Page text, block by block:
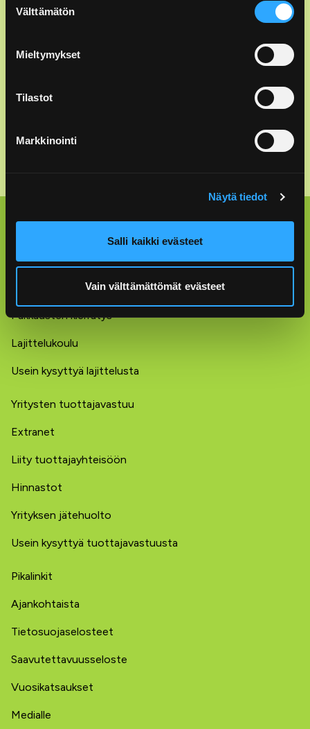
valinta
Välttämätön
Mieltymykset
Tilastot
Markkinointi
Näytä tiedot
Salli kaikki evästeet
Vain välttämättömät evästeet
09 6162 3500
info@rinkiin.fi
Lajitteluohjeet
Rinki-ekopisteet
Pakkausten kierrätys
Lajittelukoulu
Usein kysyttyä lajittelusta
Yritysten tuottajavastuu
Extranet
Liity tuottajayhteisöön
Hinnastot
Yrityksen jätehuolto
Usein kysyttyä tuottajavastuusta
Pikalinkit
Ajankohtaista
Tietosuojaselosteet
Saavutettavuusseloste
Vuosikatsaukset
Medialle